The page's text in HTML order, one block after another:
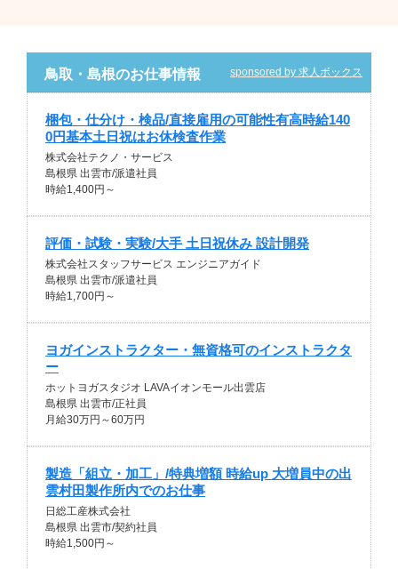
鳥取・島根のお仕事情報 sponsored by 求人ボックス
梱包・仕分け・検品/直接雇用の可能性有高時給140
0円基本土日祝はお休検査作業
株式会社テクノ・サービス
島根県 出雲市/派遣社員
時給1,400円～
評価・試験・実験/大手 土日祝休み 設計開発
株式会社スタッフサービス エンジニアガイド
島根県 出雲市/派遣社員
時給1,700円～
ヨガインストラクター・無資格可のインストラクタ
ー
ホットヨガスタジオ LAVAイオンモール出雲店
島根県 出雲市/正社員
月給30万円～60万円
製造「組立・加工」/特典増額 時給up 大増員中の出
雲村田製作所内でのお仕事
日総工産株式会社
島根県 出雲市/契約社員
時給1,500円～